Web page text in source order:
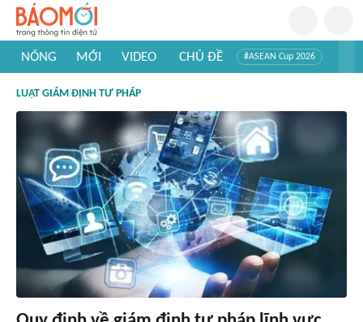
NÓNG MỚI VIDEO CHỦ ĐỀ #ASEAN Cup 2026
#Khám phá thế giới
LUẬT GIÁM ĐỊNH TƯ PHÁP